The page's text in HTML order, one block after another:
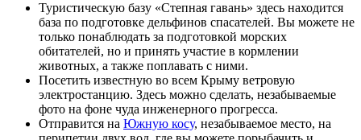
Туристическую базу «Степная гавань» здесь находится
база по подготовке дельфинов спасателей. Вы можете не
только понаблюдать за подготовкой морских
обитателей, но и принять участие в кормлении
животных, а также поплавать с ними.
Посетить известную во всем Крыму ветровую
электростанцию. Здесь можно сделать, незабываемые
фото на фоне чуда инженерного прогресса.
Отправится на Южную косу, незабываемое место, на